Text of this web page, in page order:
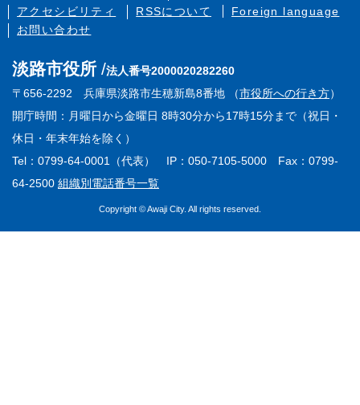
アクセシビリティ
RSSについて
Foreign language
お問い合わせ
淡路市役所
法人番号2000020282260
〒656-2292 兵庫県淡路市生穂新島8番地 （市役所への行き方）
開庁時間：月曜日から金曜日 8時30分から17時15分まで（祝日・
休日・年末年始を除く）
Tel：0799-64-0001（代表） IP：050-7105-5000 Fax：0799-
64-2500 組織別電話番号一覧
Copyright © Awaji City. All rights reserved.